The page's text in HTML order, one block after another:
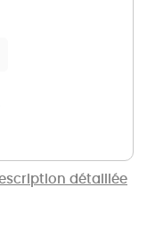
détaillée